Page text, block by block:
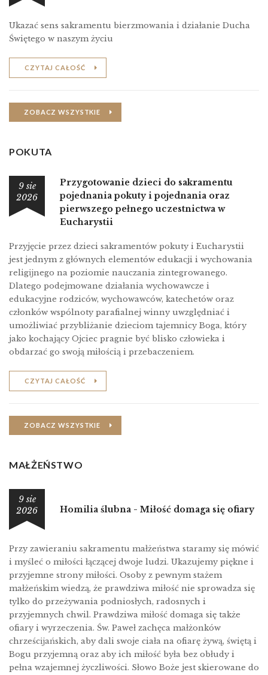
Ukazać sens sakramentu bierzmowania i działanie Ducha
Świętego w naszym życiu
CZYTAJ CAŁOŚĆ
ZOBACZ WSZYSTKIE
POKUTA
9 sie
2026
Przygotowanie dzieci do sakramentu
pojednania pokuty i pojednania oraz
pierwszego pełnego uczestnictwa w
Eucharystii
Przyjęcie przez dzieci sakramentów pokuty i Eucharystii
jest jednym z głównych elementów edukacji i wychowania
religĳnego na poziomie nauczania zintegrowanego.
Dlatego podejmowane działania wychowawcze i
edukacyjne rodziców, wychowawców, katechetów oraz
członków wspólnoty parafialnej winny uwzględniać i
umożliwiać przybliżanie dzieciom tajemnicy Boga, który
jako kochający Ojciec pragnie być blisko człowieka i
obdarzać go swoją miłością i przebaczeniem.
CZYTAJ CAŁOŚĆ
ZOBACZ WSZYSTKIE
MAŁŻEŃSTWO
9 sie
2026
Homilia ślubna - Miłość domaga się ofiary
Przy zawieraniu sakramentu małżeństwa staramy się mówić
i myśleć o miłości łączącej dwoje ludzi. Ukazujemy piękne i
przyjemne strony miłości. Osoby z pewnym stażem
małżeńskim wiedzą, że prawdziwa miłość nie sprowadza się
tylko do przeżywania podniosłych, radosnych i
przyjemnych chwil. Prawdziwa miłość domaga się także
ofiary i wyrzeczenia. Św. Paweł zachęca małżonków
chrześcĳańskich, aby dali swoje ciała na ofiarę żywą, świętą i
Bogu przyjemną oraz aby ich miłość była bez obłudy i
pełna wzajemnej życzliwości. Słowo Boże jest skierowane do